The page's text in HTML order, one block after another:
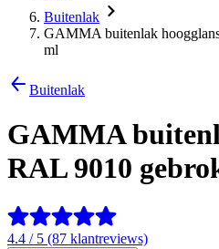
Buitenlak
GAMMA buitenlak
ml
Buitenlak
GAMMA
RAL 9010
4.4 / 5 (87 klantreviews)